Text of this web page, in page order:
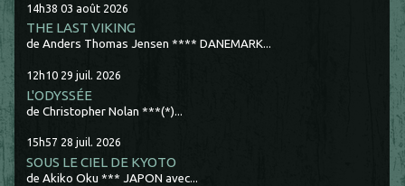
14h38 03 août 2026
THE LAST VIKING
de Anders Thomas Jensen **** DANEMARK...
12h10 29 juil. 2026
L'ODYSSÉE
de Christopher Nolan ***(*)...
15h57 28 juil. 2026
SOUS LE CIEL DE KYOTO
de Akiko Oku *** JAPON avec...